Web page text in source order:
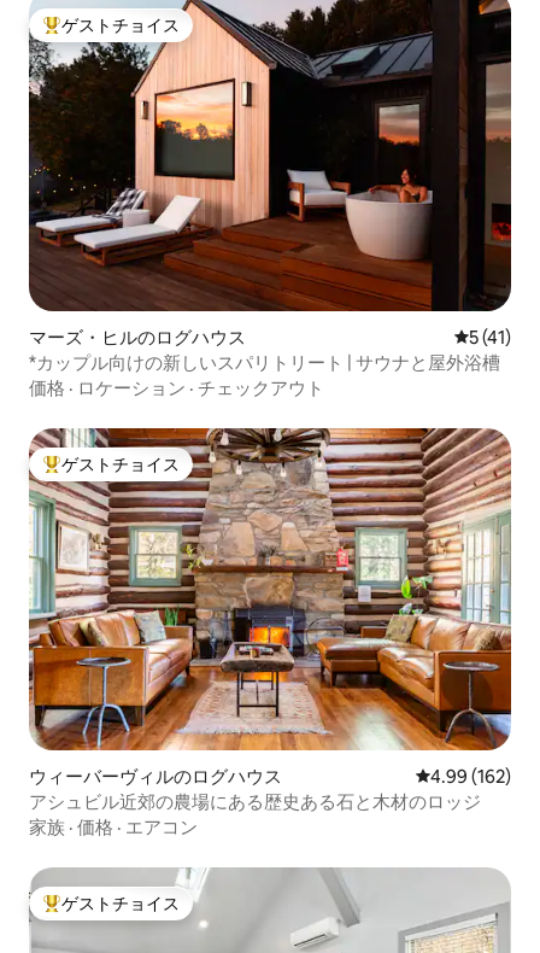
大好評のゲストチョイスです。
ゲストチョイス
マーズ・ヒルのログハウス レビュー
5 (41)
*カップル向けの新しいスパリトリート | サウナと屋外浴槽
価格 · ロケーション · チェックアウト
大好評のゲストチョイスです。
ゲストチョイス
ウィーバーヴィルのログハウス レビュー162
4.99 (162)
アシュビル近郊の農場にある歴史ある石と木材のロッジ
家族 · 価格 · エアコン
大好評のゲストチョイスです。
ゲストチョイス